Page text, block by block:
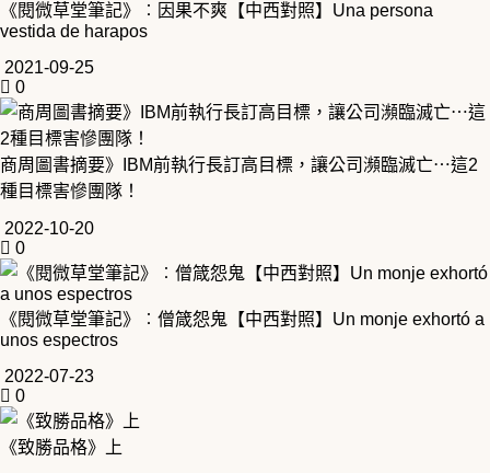
《閱微草堂筆記》︰因果不爽【中西對照】Una persona
vestida de harapos
2021-09-25
0
商周圖書摘要》IBM前執行長訂高目標，讓公司瀕臨滅亡⋯這2
種目標害慘團隊！
2022-10-20
0
《閱微草堂筆記》︰僧箴怨鬼【中西對照】Un monje exhortó a
unos espectros
2022-07-23
0
《致勝品格》上